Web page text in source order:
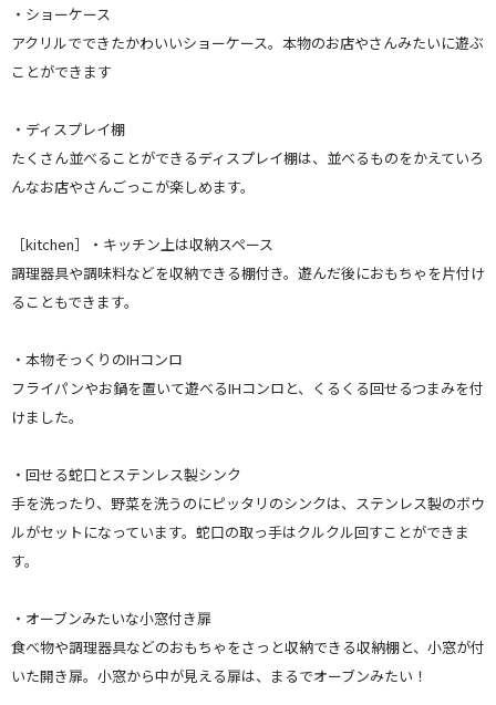
・ショーケース
アクリルでできたかわいいショーケース。本物のお店やさんみたいに遊ぶ
ことができます
・ディスプレイ棚
たくさん並べることができるディスプレイ棚は、並べるものをかえていろ
んなお店やさんごっこが楽しめます。
［kitchen］・キッチン上は収納スペース
調理器具や調味料などを収納できる棚付き。遊んだ後におもちゃを片付け
ることもできます。
・本物そっくりのIHコンロ
フライパンやお鍋を置いて遊べるIHコンロと、くるくる回せるつまみを付
けました。
・回せる蛇口とステンレス製シンク
手を洗ったり、野菜を洗うのにピッタリのシンクは、ステンレス製のボウ
ルがセットになっています。蛇口の取っ手はクルクル回すことができま
す。
・オーブンみたいな小窓付き扉
食べ物や調理器具などのおもちゃをさっと収納できる収納棚と、小窓が付
いた開き扉。小窓から中が見える扉は、まるでオーブンみたい！